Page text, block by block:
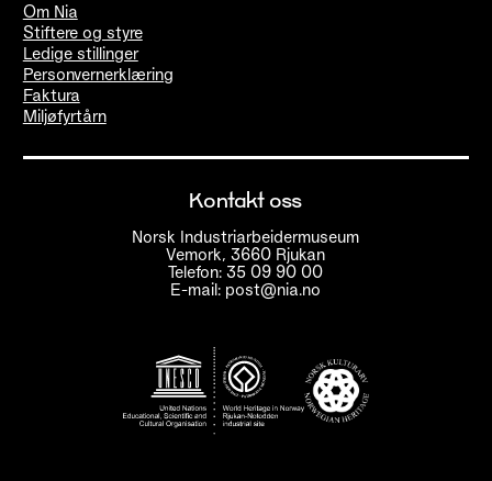
Om Nia
Stiftere og styre
Ledige stillinger
Personvernerklæring
Faktura
Miljøfyrtårn
Kontakt oss
Norsk Industriarbeidermuseum
Vemork, 3660 Rjukan
Telefon: 35 09 90 00
E-mail: post@nia.no